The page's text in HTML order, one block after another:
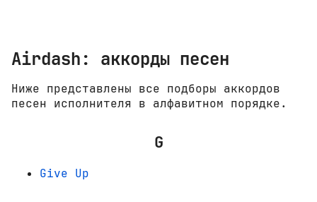
Airdash: аккорды песен
Ниже представлены все подборы аккордов
песен исполнителя в алфавитном порядке.
G
Give Up